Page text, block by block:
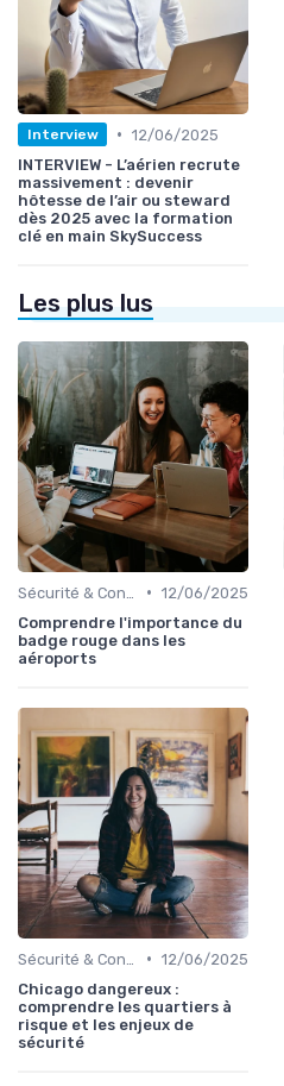
Interview • 12/06/2025
INTERVIEW - L’aérien recrute
massivement : devenir
hôtesse de l’air ou steward
dès 2025 avec la formation
clé en main SkySuccess
Les plus lus
• 12/06/2025
Comprendre l'importance du
badge rouge dans les
aéroports
• 12/06/2025
Chicago dangereux :
comprendre les quartiers à
risque et les enjeux de
sécurité